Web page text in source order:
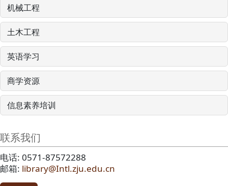
机械工程
土木工程
英语学习
商学资源
信息素养培训
联系我们
电话: 0571-87572288
邮箱: library@Intl.zju.edu.cn